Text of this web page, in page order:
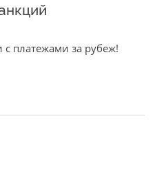
платежами за рубеж!